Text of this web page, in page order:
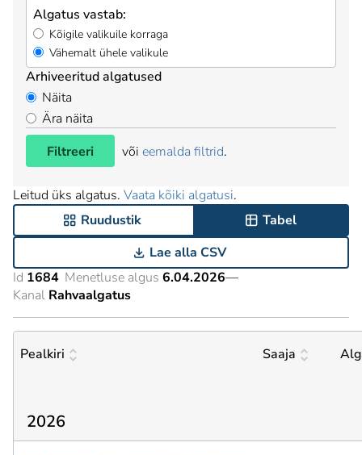
Algatus vastab:
Kõigile valikuile korraga
Vähemalt ühele valikule
Arhiveeritud algatused
Näita
Ära näita
Filtreeri
või eemalda filtrid.
Leitud üks algatus. Vaata kõiki algatusi.
Ruudustik
Tabel
Lae alla CSV
Id 1684 Menetluse algus 6.04.2026—
Kanal Rahvaalgatus
Pealkiri Saaja
2026